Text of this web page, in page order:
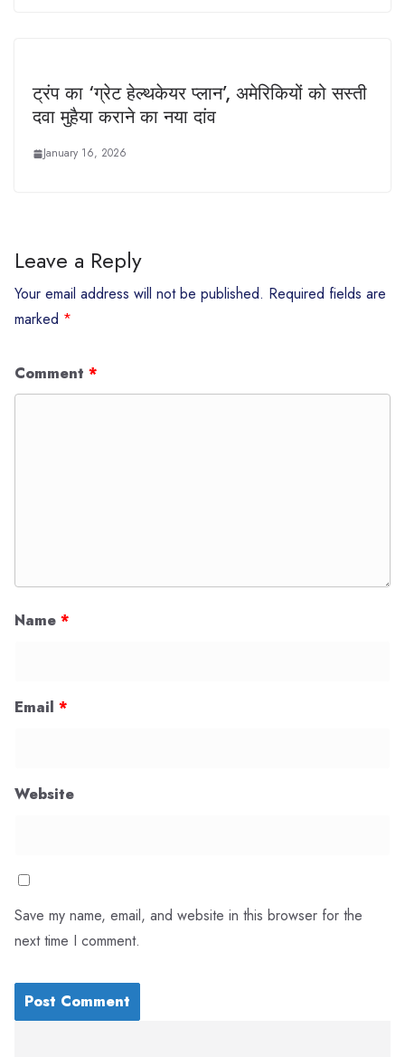
ट्रंप का ‘ग्रेट हेल्थकेयर प्लान’, अमेरिकियों को सस्ती
दवा मुहैया कराने का नया दांव
January 16, 2026
Leave a Reply
Your email address will not be published. Required fields are
marked *
Comment *
Name *
Email *
Website
Save my name, email, and website in this browser for the
next time I comment.